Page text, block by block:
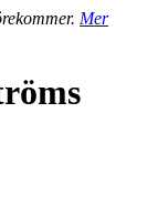
Mer